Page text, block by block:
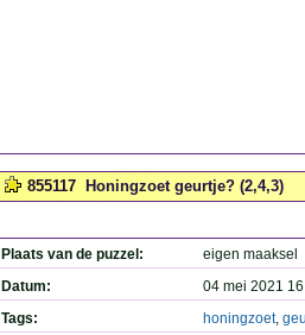
855117 Honingzoet geurtje? (2,4,3)
Plaats van de puzzel:
eigen maaksel
Datum:
04 mei 2021
Tags:
honingzoet,